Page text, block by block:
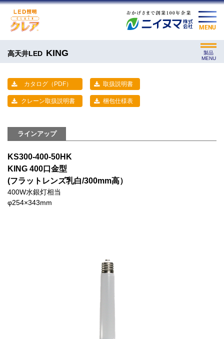
MENU
高天井LED KING
製品
MENU
カタログ（PDF） 取扱説明書
クレーン取扱説明書 梱包仕様表
ラインアップ
KS300-400-50HK
KING 400口金型
(フラットレンズ乳白/300mm高）
400W水銀灯相当
φ254×343mm